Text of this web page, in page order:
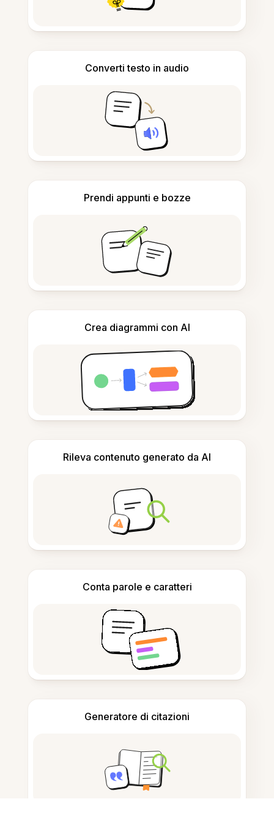
Converti testo in audio
Prendi appunti e bozze
Crea diagrammi con AI
Rileva contenuto generato da AI
Conta parole e caratteri
Generatore di citazioni